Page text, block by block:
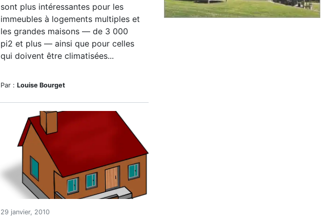
sont plus intéressantes pour les
immeubles à logements multiples et
les grandes maisons — de 3 000
pi2 et plus — ainsi que pour celles
qui doivent être climatisées...
Par : Louise Bourget
29 janvier, 2010